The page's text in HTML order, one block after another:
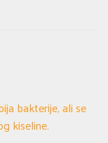
bakterije, ali se
kiseline.